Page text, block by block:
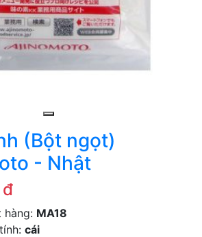
(Bột ngọt)
- Nhật
hàng: MA18
cái